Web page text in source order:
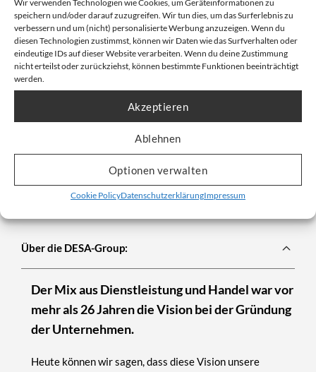
Wir verwenden Technologien wie Cookies, um Geräteinformationen zu
speichern und/oder darauf zuzugreifen. Wir tun dies, um das Surferlebnis zu
verbessern und um (nicht) personalisierte Werbung anzuzeigen. Wenn du
diesen Technologien zustimmst, können wir Daten wie das Surfverhalten oder
eindeutige IDs auf dieser Website verarbeiten. Wenn du deine Zustimmung
nicht erteilst oder zurückziehst, können bestimmte Funktionen beeinträchtigt
werden.
Akzeptieren
Ablehnen
Optionen verwalten
Cookie PolicyDatenschutzerklärungImpressum
bestellen
Sichern Sie sich die hochwertigen Nitril-Arbeitshandschuhe
mit Strickbund von DESABAG und profitieren Sie von
zuverlässigem Schutz und hohem Tragekomfort.
attraktiven Staffelpreise für größere Abnahmemengen.
Nitril wird sowohl in Handschuhen, als auch in Arbeits-
und Sicherheitsschuhen angewendet. Aufgrund der
hohen chemischen Beständigkeit und
Über die DESA-Group:
Der Mix aus Dienstleistung und Handel war vor
mehr als 26 Jahren die Vision bei der Gründung
der Unternehmen.
Heute können wir sagen, dass diese Vision unsere